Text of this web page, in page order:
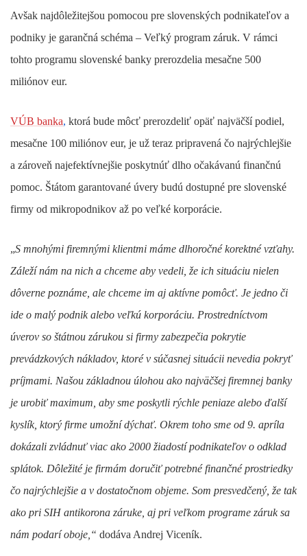
Avšak najdôležitejšou pomocou pre slovenských podnikateľov a
podniky je garančná schéma – Veľký program záruk. V rámci
tohto programu slovenské banky prerozdelia mesačne 500
miliónov eur.
VÚB banka, ktorá bude môcť prerozdeliť opäť najväčší podiel,
mesačne 100 miliónov eur, je už teraz pripravená čo najrýchlejšie
a zároveň najefektívnejšie poskytnúť dlho očakávanú finančnú
pomoc. Štátom garantované úvery budú dostupné pre slovenské
firmy od mikropodnikov až po veľké korporácie.
„S mnohými firemnými klientmi máme dlhoročné korektné vzťahy.
Záleží nám na nich a chceme aby vedeli, že ich situáciu nielen
dôverne poznáme, ale chceme im aj aktívne pomôcť. Je jedno či
ide o malý podnik alebo veľkú korporáciu. Prostredníctvom
úverov so štátnou zárukou si firmy zabezpečia pokrytie
prevádzkových nákladov, ktoré v súčasnej situácii nevedia pokryť
príjmami. Našou základnou úlohou ako najväčšej firemnej banky
je urobiť maximum, aby sme poskytli rýchle peniaze alebo ďalší
kyslík, ktorý firme umožní dýchať. Okrem toho sme od 9. apríla
dokázali zvládnuť viac ako 2000 žiadostí podnikateľov o odklad
splátok. Dôležité je firmám doručiť potrebné finančné prostriedky
čo najrýchlejšie a v dostatočnom objeme. Som presvedčený, že tak
ako pri SIH antikorona záruke, aj pri veľkom programe záruk sa
nám podarí oboje,“ dodáva Andrej Viceník.